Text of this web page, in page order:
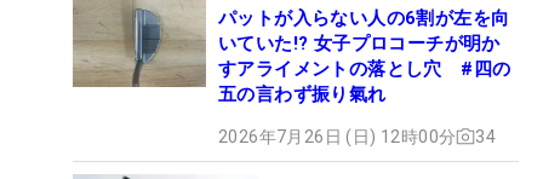
パットが入らない人の6割が左を向
いていた!? 女子プロコーチが明か
すアライメントの落とし穴 #四の
五の言わず振り氣れ
2026年7月26日 (日) 12時00分 34